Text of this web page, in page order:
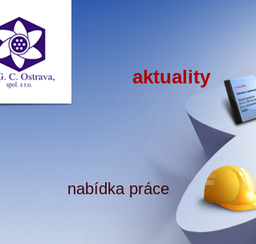
spol.
aktuality
nabídka práce